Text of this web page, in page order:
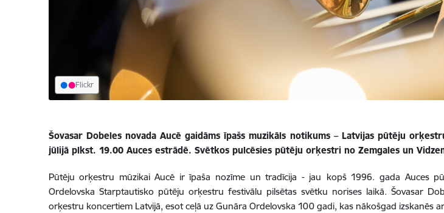
Flickr
Šovasar Dobeles novada Aucē gaidāms īpašs muzikāls notikums – Latvijas pūtēju
jūlijā plkst. 19.00 Auces estrādē. Svētkos pulcēsies pūtēju orķestri no Zemgales un
Pūtēju orķestru mūzikai Aucē ir īpaša nozīme un tradīcija - jau kopš 1996. gada Auces
Ordelovska Starptautisko pūtēju orķestru festivālu pilsētas svētku norises laikā. Šovasar
orķestru koncertiem Latvijā, esot ceļā uz Gunāra Ordelovska 100 gadi, kas nākošgad izskanēs